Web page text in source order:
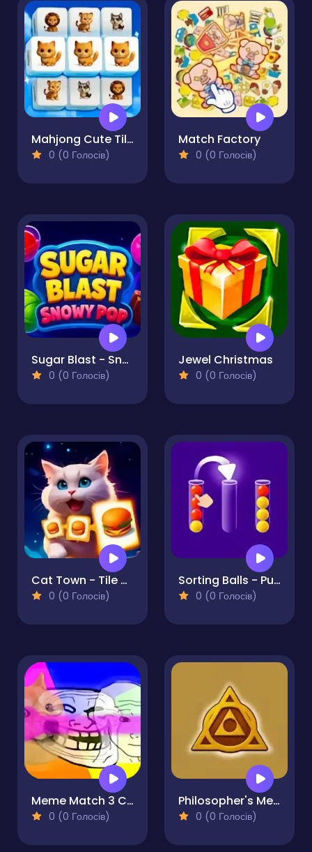
Mahjong Cute Tiles
0 (0 Голосів)
Match Factory
0 (0 Голосів)
Sugar Blast - Snowy Pop
0 (0 Голосів)
Jewel Christmas
0 (0 Голосів)
Cat Town - Tile Match Puzzle
0 (0 Голосів)
Sorting Balls - Puzzle
0 (0 Голосів)
Meme Match 3 Connect
0 (0 Голосів)
Philosopher's Merge
0 (0 Голосів)